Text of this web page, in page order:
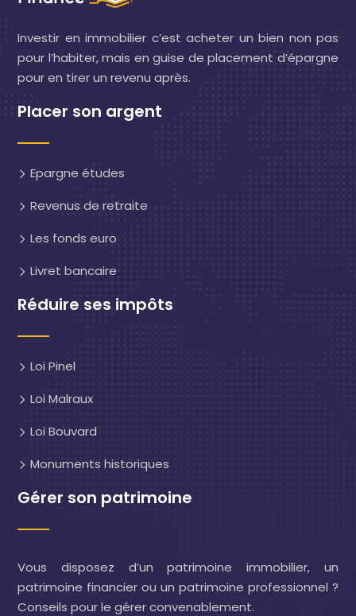
Investir en immobilier c’est acheter un bien non pas
pour l’habiter, mais en guise de placement d’épargne
pour en tirer un revenu après.
Placer son argent
Epargne études
Revenus de retraite
Les fonds euro
Livret bancaire
Réduire ses impôts
Loi Pinel
Loi Malraux
Loi Bouvard
Monuments historiques
Gérer son patrimoine
Vous disposez d’un patrimoine immobilier, un
patrimoine financier ou un patrimoine professionnel ?
Conseils pour le gérer convenablement.